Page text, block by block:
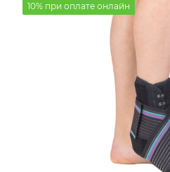
10% при оплате онлайн